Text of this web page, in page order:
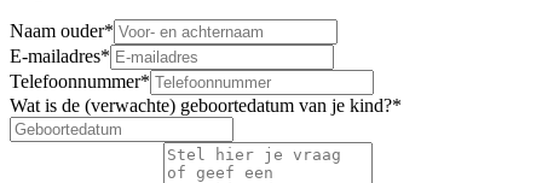
Naam ouder*
E-mailadres*
Telefoonnummer*
Wat is de (verwachte) geboortedatum van je kind?*